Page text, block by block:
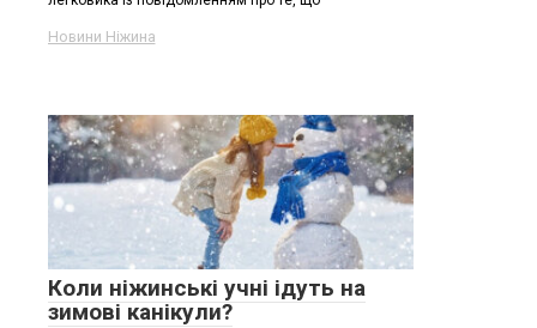
Новини Ніжина
Коли ніжинські учні ідуть на
зимові канікули?